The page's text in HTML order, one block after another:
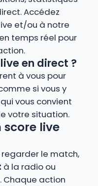
Accédez
et/ou à notre
temps réel pour
en direct ?
à vous pour
si vous y
vous convient
votre situation.
score live
regarder le match,
à la radio ou
Chaque action